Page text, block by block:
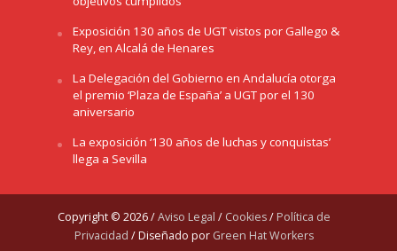
Exposición 130 años de UGT vistos por Gallego &
Rey, en Alcalá de Henares
La Delegación del Gobierno en Andalucía otorga
el premio ‘Plaza de España’ a UGT por el 130
aniversario
La exposición ‘130 años de luchas y conquistas’
llega a Sevilla
Copyright © 2026 /Aviso Legal / Cookies/ Política de
Privacidad / Diseñado por Green Hat Workers